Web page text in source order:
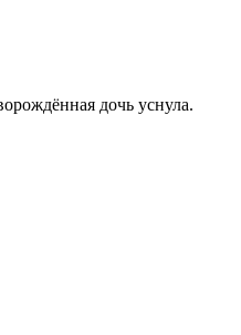
дочь уснула.